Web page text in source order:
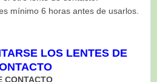
mínimo 6 horas antes de usarlos.
LOS LENTES DE
CONTACTO